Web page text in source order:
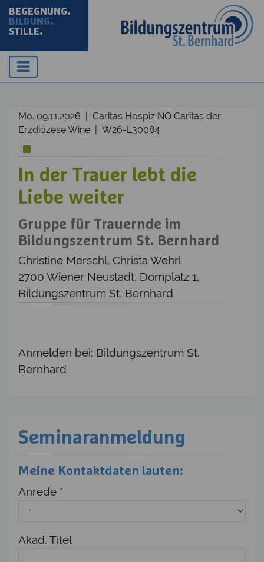
BEGEGNUNG.
BILDUNG.
STILLE.
Mo. 09.11.2026 | Caritas Hospiz NÖ Caritas der
Erzdiözese Wine | W26-L30084
In der Trauer lebt die
Liebe weiter
Gruppe für Trauernde im
Bildungszentrum St. Bernhard
Christine Merschl, Christa Wehrl
2700 Wiener Neustadt, Domplatz 1,
Bildungszentrum St. Bernhard
Anmelden bei: Bildungszentrum St.
Bernhard
Seminaranmeldung
Meine Kontaktdaten lauten:
Anrede *
Akad. Titel